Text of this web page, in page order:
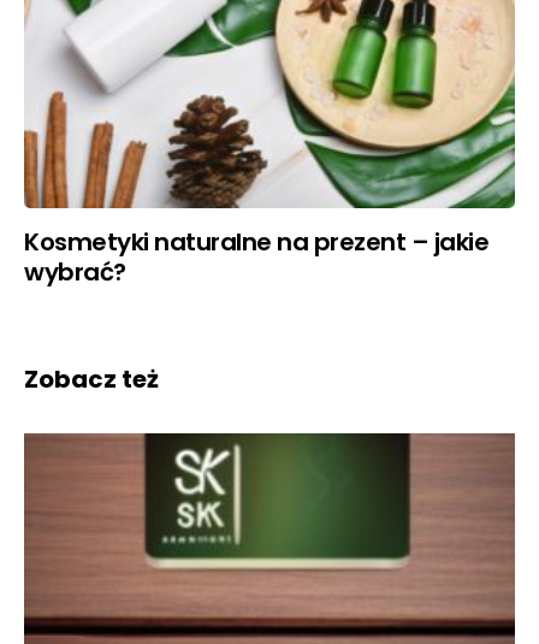
Kosmetyki naturalne na prezent – jakie
wybrać?
Zobacz też